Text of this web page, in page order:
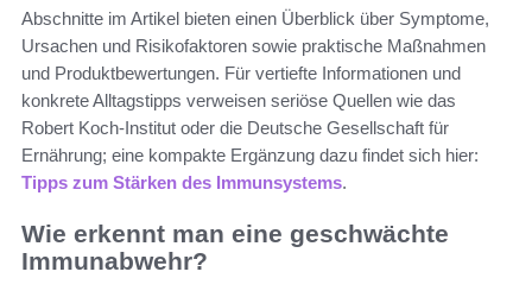
Abschnitte im Artikel bieten einen Überblick über Symptome,
Ursachen und Risikofaktoren sowie praktische Maßnahmen
und Produktbewertungen. Für vertiefte Informationen und
konkrete Alltagstipps verweisen seriöse Quellen wie das
Robert Koch‑Institut oder die Deutsche Gesellschaft für
Ernährung; eine kompakte Ergänzung dazu findet sich hier:
Tipps zum Stärken des Immunsystems.
Wie erkennt man eine geschwächte
Immunabwehr?